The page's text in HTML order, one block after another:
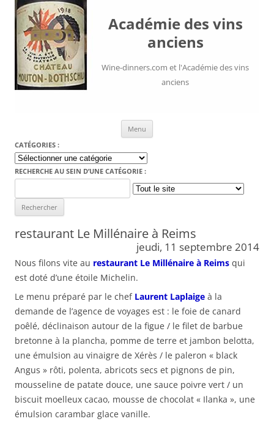
Académie des vins
anciens
Wine-dinners.com et l'Académie des vins
anciens
Menu
CATÉGORIES :
Catégories
:
RECHERCHE AU SEIN D’UNE CATÉGORIE :
for:
restaurant Le Millénaire à Reims
jeudi, 11 septembre 2014
Nous filons vite au restaurant Le Millénaire à Reims qui
est doté d’une étoile Michelin.
Le menu préparé par le chef Laurent Laplaige à la
demande de l’agence de voyages est : le foie de canard
poêlé, déclinaison autour de la figue / le filet de barbue
bretonne à la plancha, pomme de terre et jambon belotta,
une émulsion au vinaigre de Xérès / le paleron « black
Angus » rôti, polenta, abricots secs et pignons de pin,
mousseline de patate douce, une sauce poivre vert / un
biscuit moelleux cacao, mousse de chocolat « Ilanka », une
émulsion carambar glace vanille.